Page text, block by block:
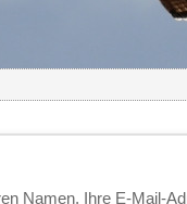
Namen, Ihre E-Mail-